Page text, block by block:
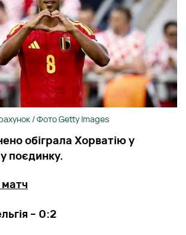
/ Фото Getty Images
обіграла Хорватію у
поєдинку.
– 0:2